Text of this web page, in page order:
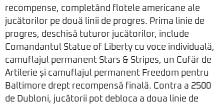
recompense, completând flotele americane ale
jucătorilor pe două linii de progres. Prima linie de
progres, deschisă tuturor jucătorilor, include
Comandantul Statue of Liberty cu voce individuală,
camuflajul permanent Stars & Stripes, un Cufăr de
Artilerie și camuflajul permanent Freedom pentru
Baltimore drept recompensă finală. Contra a 2500
de Dubloni, jucătorii pot debloca a doua linie de